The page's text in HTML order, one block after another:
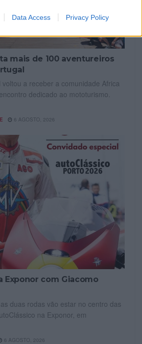
Data Access Privacy Policy
mais de 100 aventureiros
a receber a comunidade Africa
dedicado ao mototurismo.
6 AGOSTO, 2026
Exponor com Giacomo
duas rodas vão estar no centro das
na Exponor, em
6 AGOSTO, 2026